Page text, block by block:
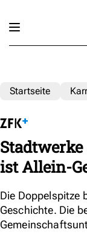
Startseite
Stadtwerke
ist Allein-
Die Doppelspitze
Geschichte. Die